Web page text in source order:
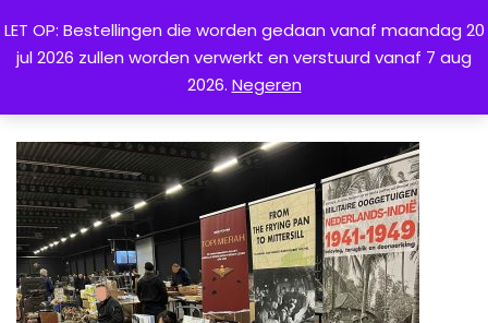
0
LET OP: Bestellingen die worden gedaan vanaf maandag 20
jul 2026 zullen worden verwerkt en verstuurd vanaf 7 aug
2026. Negeren